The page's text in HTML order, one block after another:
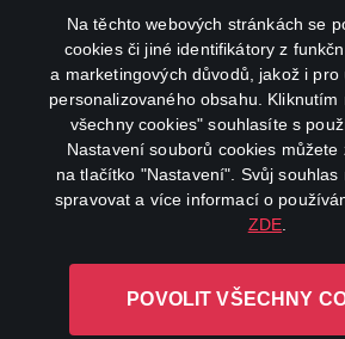
Na těchto webových stránkách se
cookies či jiné identifikátory z
a marketingových důvodů, jakož i
personalizovaného obsahu.
všechny cookies" souhlasíte s
Nastavení souborů cookies můžete
na tlačítko "Nastavení". Svůj souhlas
spravovat a více informací o
ZDE
POVOLIT VŠECHNY
facebook
L-1246 Luxembourg R.C.S.